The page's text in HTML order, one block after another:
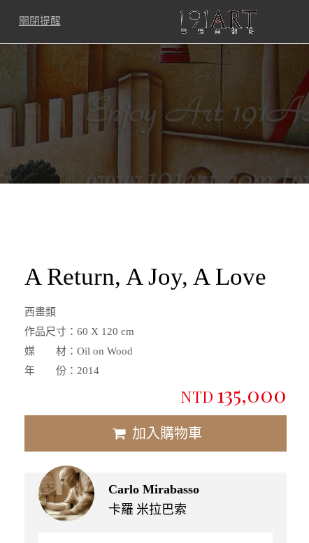
關閉提醒
A Return, A Joy, A Love
西畫類
作品尺寸： 60 X 120 cm
媒 材： Oil on Wood
年 份： 2014
NTD 135,000
加入購物車
Carlo Mirabasso
卡羅 米拉巴索